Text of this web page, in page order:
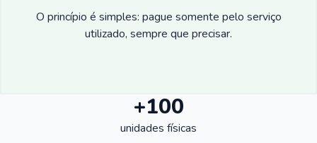
O princípio é simples: pague somente pelo serviço
utilizado, sempre que precisar.
+100
unidades físicas